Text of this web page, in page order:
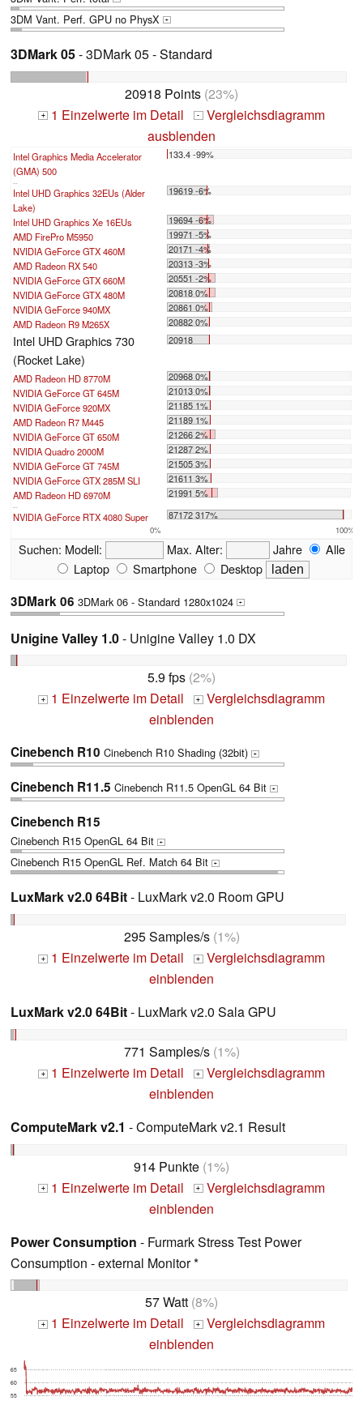
3DM Vant. Perf. GPU no PhysX +
3DMark 05- 3DMark 05 - Standard
20918 Points (23%)
+ 1 Einzelwerte im Detail - Vergleichsdiagramm
ausblenden
Intel Graphics Media Accelerator
(GMA) 500
133.4 -99%
Intel UHD Graphics 32EUs (Alder
Lake)
19619 -6%
Intel UHD Graphics Xe 16EUs
19694 -6%
AMD FirePro M5950
19971 -5%
NVIDIA GeForce GTX 460M
20171 -4%
AMD Radeon RX 540
20313 -3%
NVIDIA GeForce GTX 660M
20551 -2%
NVIDIA GeForce GTX 480M
20818 0%
NVIDIA GeForce 940MX
20861 0%
AMD Radeon R9 M265X
20882 0%
Intel UHD Graphics 730
(Rocket Lake)
20918
AMD Radeon HD 8770M
20968 0%
NVIDIA GeForce GT 645M
21013 0%
NVIDIA GeForce 920MX
21185 1%
AMD Radeon R7 M445
21189 1%
NVIDIA GeForce GT 650M
21266 2%
NVIDIA Quadro 2000M
21287 2%
NVIDIA GeForce GT 745M
21505 3%
NVIDIA GeForce GTX 285M SLI
21611 3%
AMD Radeon HD 6970M
21991 5%
NVIDIA GeForce RTX 4080 Super 87172 317%
0% 100%
Suchen: Modell: Max. Alter: Jahre
Alle
Laptop
Smartphone Desktop
3DMark 06 3DMark 06 - Standard 1280x1024 +
Unigine Valley 1.0- Unigine Valley 1.0 DX
5.9 fps (2%)
+ 1 Einzelwerte im Detail + Vergleichsdiagramm
einblenden
Cinebench R10 Cinebench R10 Shading (32bit) +
Cinebench R11.5 Cinebench R11.5 OpenGL 64 Bit +
Cinebench R15
Cinebench R15 OpenGL 64 Bit +
Cinebench R15 OpenGL Ref. Match 64 Bit +
LuxMark v2.0 64Bit- LuxMark v2.0 Room GPU
295 Samples/s(1%)
+ 1 Einzelwerte im Detail + Vergleichsdiagramm
einblenden
LuxMark v2.0 64Bit- LuxMark v2.0 Sala GPU
771 Samples/s(1%)
+ 1 Einzelwerte im Detail + Vergleichsdiagramm
einblenden
ComputeMark v2.1 - ComputeMark v2.1 Result
914 Punkte (1%)
+ 1 Einzelwerte im Detail + Vergleichsdiagramm
einblenden
Power Consumption - Furmark Stress Test Power
Consumption - external Monitor *
57 Watt (8%)
+ 1 Einzelwerte im Detail + Vergleichsdiagramm
einblenden
55
60
65